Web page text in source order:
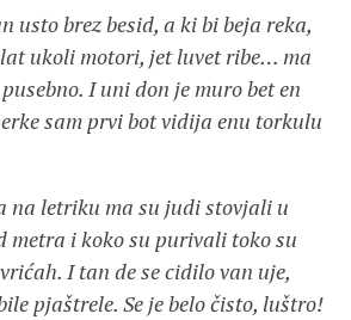
usto brez besid, a ki bi beja reka,
ukoli motori, jet luvet ribe… ma
. I uni don je muro bet en
sam prvi bot vidija enu torkulu
na letriku ma su judi stovjali u
metra i koko su purivali toko su
I tan de se cidilo van uje,
pjaštrele. Se je belo čisto, luštro!